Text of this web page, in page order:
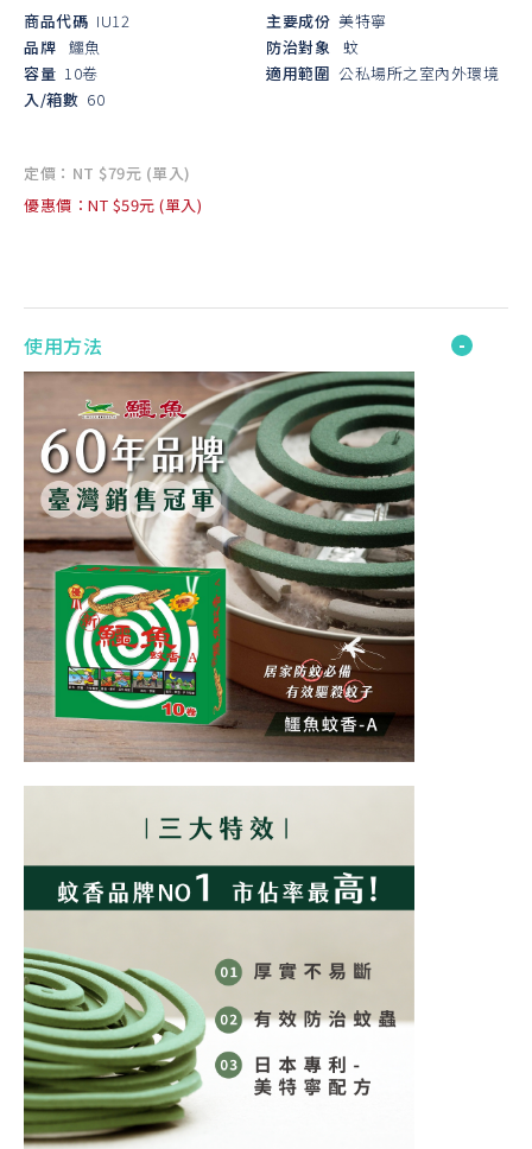
商品代碼 IU12
品牌 鱷魚
容量 10卷
入/箱數 60
主要成份 美特寧
防治對象 蚊
適用範圍 公私場所之室內外環境
定價：NT $79元 (單入)
優惠價：NT $59元 (單入)
使用方法